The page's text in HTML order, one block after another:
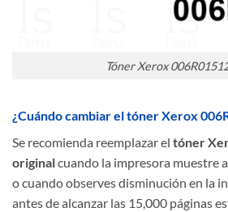
Tóner Xerox
¿Cuándo cambiar el tóner Xerox
Se recomienda reemplazar el tóner
originalcuando la impresora muestre
o cuando observes disminución en la
antes de alcanzar las 15,000 páginas